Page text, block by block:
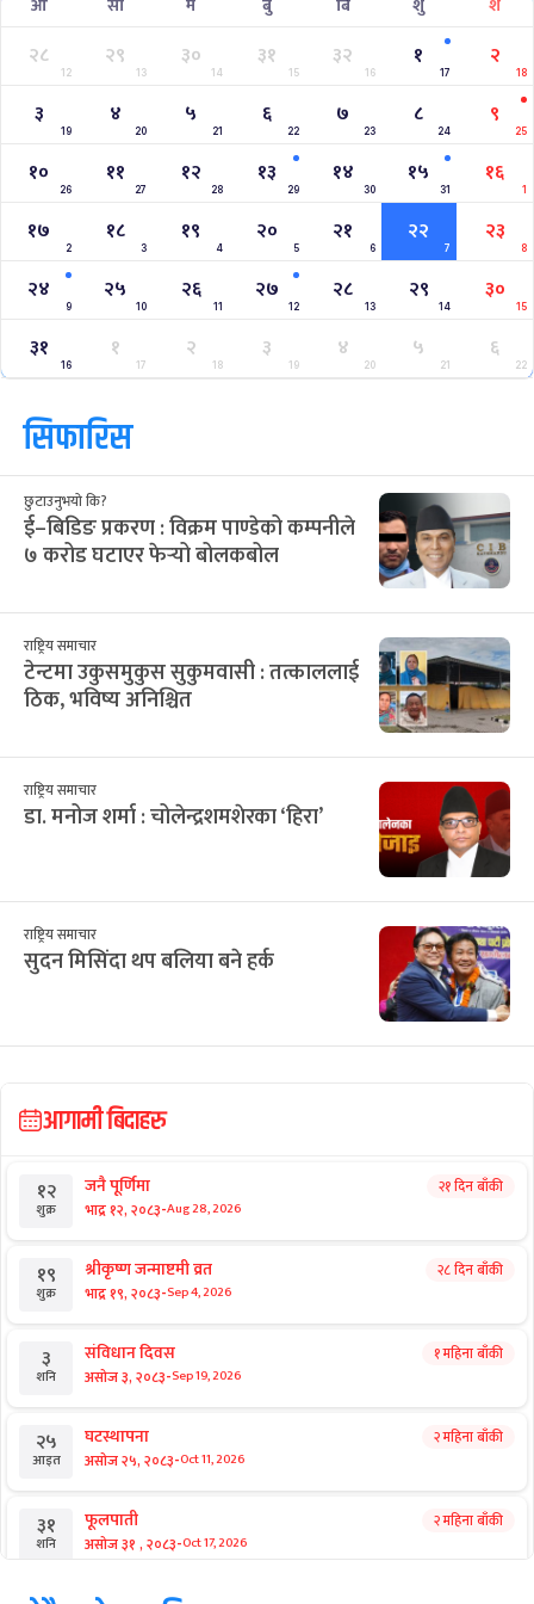
आ सो मं बु बि शु श
२८
12
२९
13
३०
14
३१
15
३२
16
१
17
२
18
३
19
४
20
५
21
६
22
७
23
८
24
९
25
१०
26
११
27
१२
28
१३
29
१४
30
१५
31
१६
1
१७
2
१८
3
१९
4
२०
5
२१
6
२२
7
२३
8
२४
9
२५
10
२६
11
२७
12
२८
13
२९
14
३०
15
३१
16
१
17
२
18
३
19
४
20
५
21
६
22
सिफारिस
छुटाउनुभयो कि?
ई–बिडिङ प्रकरण : विक्रम पाण्डेको कम्पनीले
७ करोड घटाएर फेर्‍यो बोलकबोल
राष्ट्रिय समाचार
टेन्टमा उकुसमुकुस सुकुमवासी : तत्काललाई
ठिक, भविष्य अनिश्चित
राष्ट्रिय समाचार
डा. मनोज शर्मा : चोलेन्द्रशमशेरका ‘हिरा’
राष्ट्रिय समाचार
सुदन मिसिंदा थप बलिया बने हर्क
आगामी बिदाहरु
१२
शुक्र
जनै पूर्णिमा
भाद्र १२, २०८३-Aug 28, 2026
२१ दिन बाँकी
१९
शुक्र
श्रीकृष्ण जन्माष्टमी व्रत
भाद्र १९, २०८३-Sep 4, 2026
२८ दिन बाँकी
३
शनि
संविधान दिवस
असोज ३, २०८३-Sep 19, 2026
१ महिना बाँकी
२५
आइत
घटस्थापना
असोज २५, २०८३-Oct 11, 2026
२ महिना बाँकी
३१
शनि
फूलपाती
असोज ३१ , २०८३-Oct 17, 2026
२ महिना बाँकी